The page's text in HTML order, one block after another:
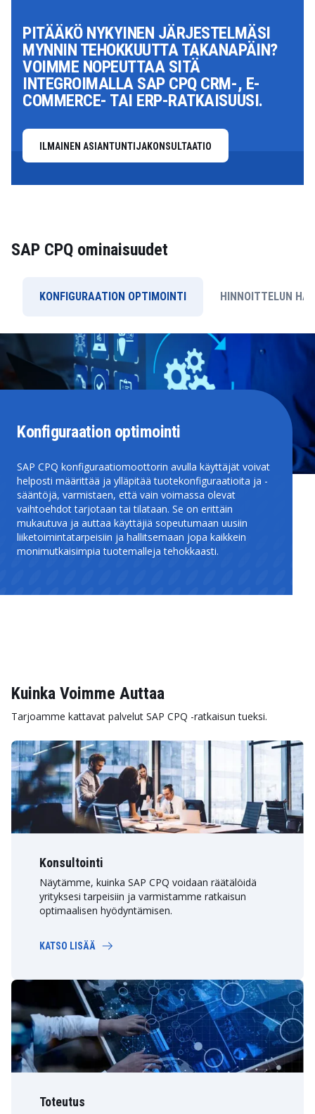
PITÄÄKÖ NYKYINEN JÄRJESTELMÄSI
MYNNIN TEHOKKUUTTA TAKANAPÄIN?
VOIMME NOPEUTTAA SITÄ
INTEGROIMALLA SAP CPQ CRM-, E-
COMMERCE- TAI ERP-RATKAISUUSI.
ILMAINEN ASIANTUNTIJAKONSULTAATIO
SAP CPQ ominaisuudet
KONFIGURAATION OPTIMOINTI HINNOITTELUN
Konfiguraation optimointi
SAP CPQ konfiguraatiomoottorin avulla käyttäjät voivat
helposti määrittää ja ylläpitää tuotekonfiguraatioita ja -
sääntöjä, varmistaen, että vain voimassa olevat
vaihtoehdot tarjotaan tai tilataan. Se on erittäin
mukautuva ja auttaa käyttäjiä sopeutumaan uusiin
liiketoimintatarpeisiin ja hallitsemaan jopa kaikkein
monimutkaisimpia tuotemalleja tehokkaasti.
Kuinka Voimme Auttaa
Tarjoamme kattavat palvelut SAP CPQ -ratkaisun tueksi.
Konsultointi
Näytämme, kuinka SAP CPQ voidaan räätälöidä
yrityksesi tarpeisiin ja varmistamme ratkaisun
optimaalisen hyödyntämisen.
KATSO LISÄÄ
Toteutus